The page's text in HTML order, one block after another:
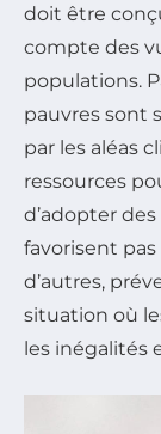
doit être
compte des
populations.
pauvres sont
par les aléas
ressources
d’adopter
favorisent
d’autres,
situation où
les inégalités